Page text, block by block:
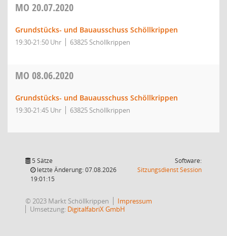
MO 20.07.2020
Grundstücks- und Bauausschuss Schöllkrippen
19:30-21:50 Uhr 63825 Schöllkrippen
MO 08.06.2020
Grundstücks- und Bauausschuss Schöllkrippen
19:30-21:45 Uhr 63825 Schöllkrippen
5 Sätze
letzte Änderung: 07.08.2026
19:01:15
Software:
SitzungsdienstSession(Wird in
© 2023 Markt Schöllkrippen
Impressum
Umsetzung: DigitalfabriX GmbH